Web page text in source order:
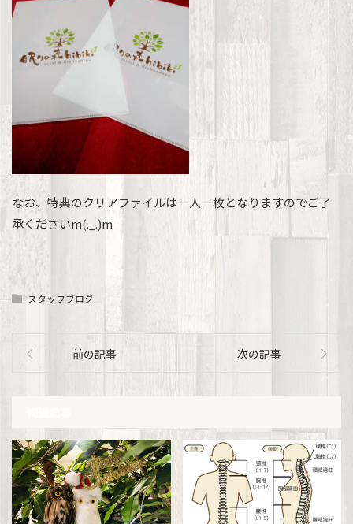
なお、特典のクリアファイルは一人一枚となりますのでご了
承くださいm(._.)m
スタッフブログ
前の記事 次の記事